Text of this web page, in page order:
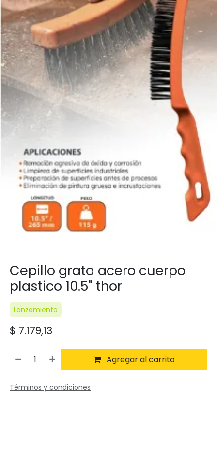
Cepillo grata acero cuerpo
plastico 10.5" thor
Lanzamiento
$ 7.179,13
Agregar al carrito
Términos y condiciones